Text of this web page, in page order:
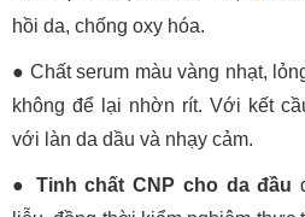
hồi da, chống oxy hóa.
● Chất serum màu vàng nhạt,
không để lại nhờn rít. Với kết
với làn da dầu và nhạy cảm.
● Tinh chất CNP cho da đầu